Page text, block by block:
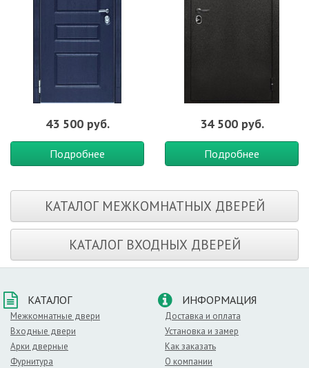
43 500 руб.
Подробнее
34 500 руб.
Подробнее
КАТАЛОГ МЕЖКОМНАТНЫХ ДВЕРЕЙ
КАТАЛОГ ВХОДНЫХ ДВЕРЕЙ
КАТАЛОГ
Межкомнатные двери
Входные двери
Арки дверные
Фурнитура
ИНФОРМАЦИЯ
Доставка и оплата
Установка и замер
Как заказать
О компании